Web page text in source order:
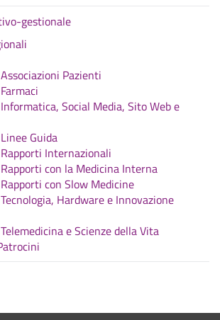
gestionale
Pazienti
Social Media, Sito Web e
Guida
Internazionali
con la Medicina Interna
con Slow Medicine
Hardware e Innovazione
e Scienze della Vita